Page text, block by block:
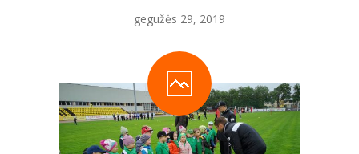
-- Veiklos sritys
---- Ugdymas
---- Dvikalbis ugdymas
gegužės 29, 2019